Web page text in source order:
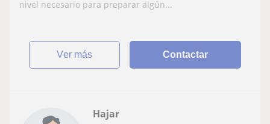
nivel necesario para preparar algún...
ver más Contactar
Hajar